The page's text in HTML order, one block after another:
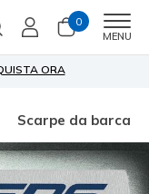
0
MENU
ORA
Scarpe da barca